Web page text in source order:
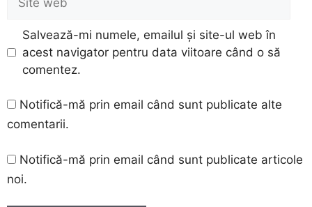
web
Salvează-mi numele, emailul și site-ul web în
acest navigator pentru data viitoare când o să
comentez.
Notifică-mă prin email când sunt publicate alte
comentarii.
Notifică-mă prin email când sunt publicate articole
noi.